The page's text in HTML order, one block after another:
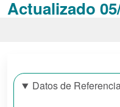
Actualizado
Datos de